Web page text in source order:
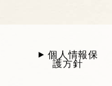
個人情報保
護方針